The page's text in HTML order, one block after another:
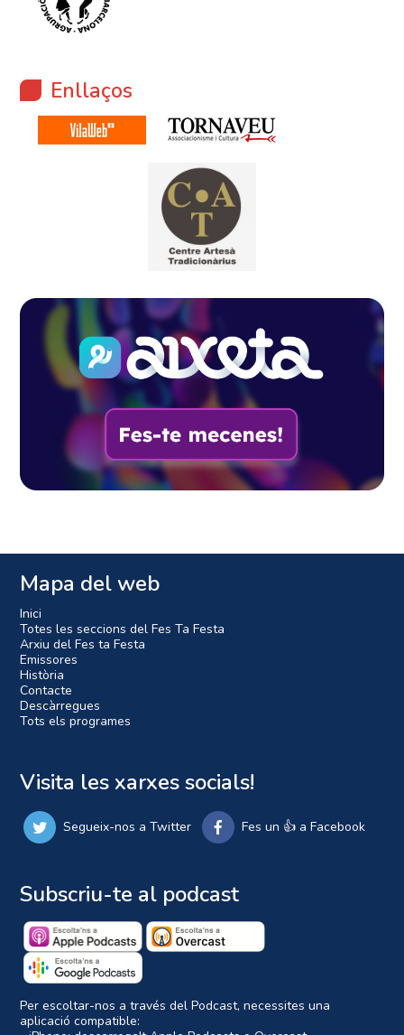
Enllaços
Mapa del web
Inici
Totes les seccions del Fes Ta Festa
Arxiu del Fes ta Festa
Emissores
Història
Contacte
Descàrregues
Tots els programes
Visita les xarxes socials!
Segueix-nos a Twitter Fes un 👍 a Facebook
Subscriu-te al podcast
Per escoltar-nos a través del Podcast, necessites una
aplicació compatible: